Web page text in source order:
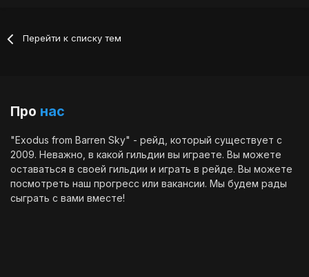
Перейти к списку тем
Про нас
"Exodus from Barren Sky" - рейд, который существует с
2009. Неважно, в какой гильдии вы играете. Вы можете
оставаться в своей гильдии и играть в рейде. Вы можете
посмотреть наш прогресс или вакансии. Мы будем рады
сыграть с вами вместе!